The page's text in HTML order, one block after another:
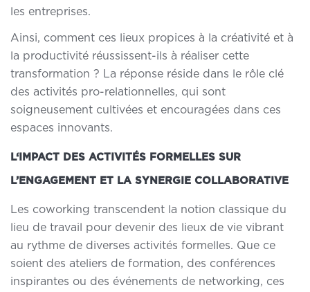
les entreprises.
Ainsi, comment ces lieux propices à la créativité et à
la productivité réussissent-ils à réaliser cette
transformation ? La réponse réside dans le rôle clé
des activités pro-relationnelles, qui sont
soigneusement cultivées et encouragées dans ces
espaces innovants.
L‘IMPACT DES ACTIVITÉS FORMELLES SUR
L’ENGAGEMENT ET LA SYNERGIE COLLABORATIVE
Les coworking transcendent la notion classique du
lieu de travail pour devenir des lieux de vie vibrant
au rythme de diverses activités formelles. Que ce
soient des ateliers de formation, des conférences
inspirantes ou des événements de networking, ces